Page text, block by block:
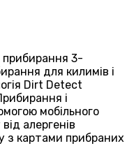
прибирання 3-
для килимів і
Dirt Detect
і
мобільного
алергенів
з картами прибраних